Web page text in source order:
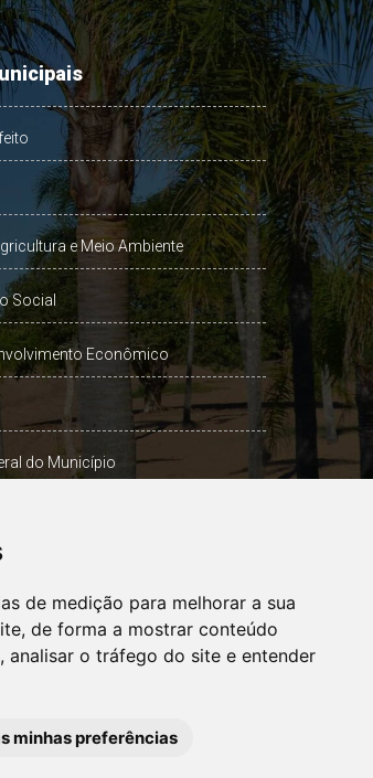
de medição para melhorar a sua
de forma a mostrar conteúdo
analisar o tráfego do site e entender
minhas preferências
e Meio Ambiente
Social
Econômico
do Município
OUVIDORIA